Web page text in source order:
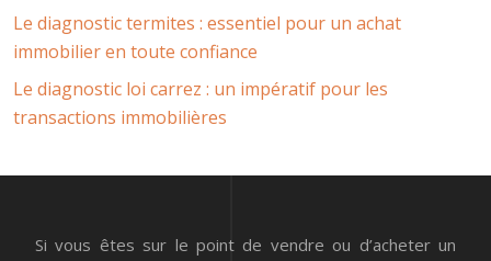
Le diagnostic termites : essentiel pour un achat
immobilier en toute confiance
Le diagnostic loi carrez : un impératif pour les
transactions immobilières
Si vous êtes sur le point de vendre ou d’acheter un